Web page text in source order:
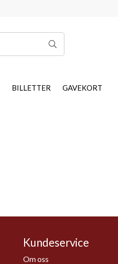
BILLETTER GAVEKORT
Kundeservice
Om oss